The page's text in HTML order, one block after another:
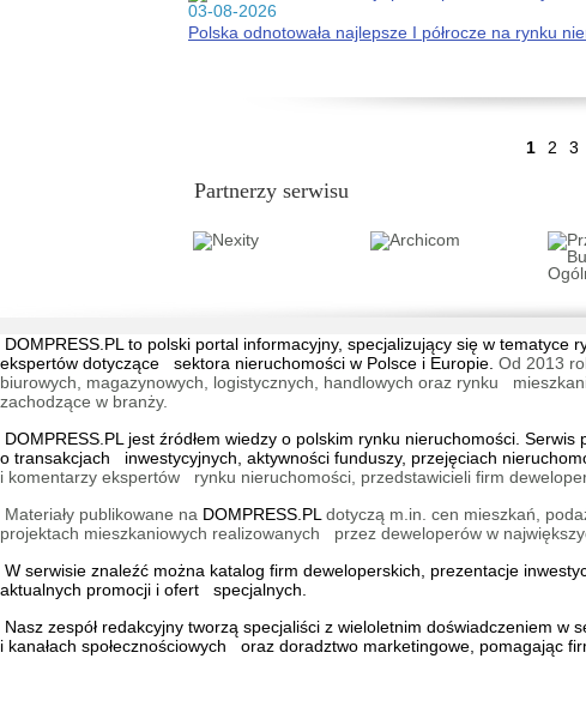
03-08-2026
Polska odnotowała najlepsze I półrocze na rynku
1 2 3
Partnerzy serwisu
DOMPRESS.PL to polski portal informacyjny, specjalizujący się w
ekspertów dotyczące sektora nieruchomości w Polsce i Europie. Od 2013
biurowych, magazynowych, logistycznych, handlowych oraz rynku
zachodzące w branży.
DOMPRESS.PL jest źródłem wiedzy o polskim rynku nieruchomości.
o transakcjach inwestycyjnych, aktywności funduszy, przejęciach
i komentarzy ekspertów rynku nieruchomości, przedstawicieli firm
Materiały publikowane na DOMPRESS.PL dotyczą m.in. cen mieszkań,
projektach mieszkaniowych realizowanych przez deweloperów w
W serwisie znaleźć można katalog firm deweloperskich , prezentacje
aktualnych promocji i ofert specjalnych.
Nasz zespół redakcyjny tworzą specjaliści z wieloletnim doświadczeniem
i kanałach społecznościowych oraz doradztwo marketingowe, pomagając